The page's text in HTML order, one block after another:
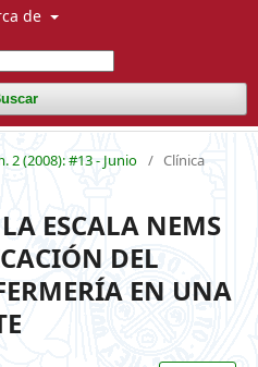
de
2 (2008): #13 - Junio / Clínica
ESCALA NEMS
DEL
EN UNA